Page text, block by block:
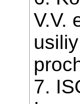
V.V.
7.